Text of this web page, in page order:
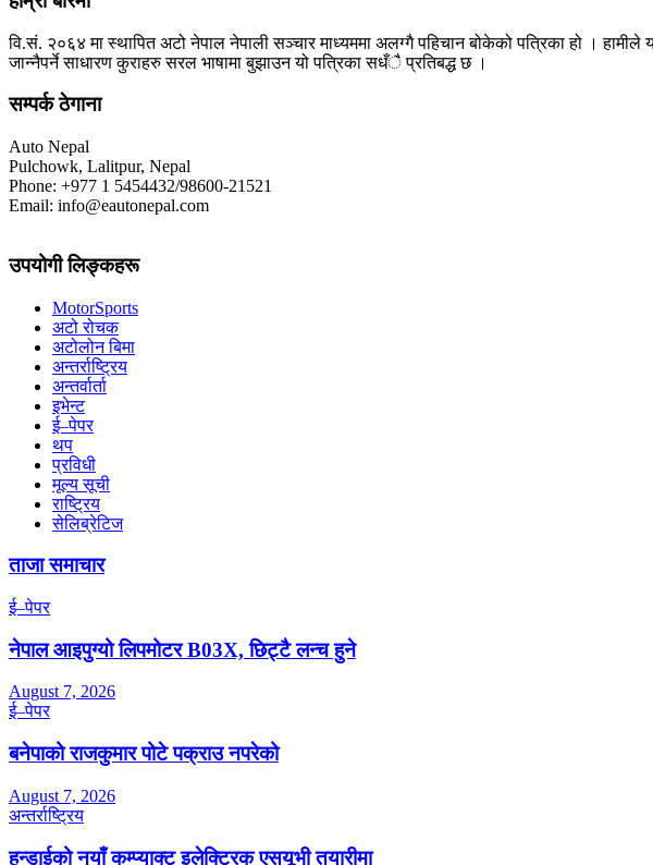
वि.सं. २०६४ मा स्थापित अटो नेपाल नेपाली सञ्चार माध्यममा अलग्गै पहिचान बोकेको पत्रिका हो ।
जान्नैपर्ने साधारण कुराहरु सरल भाषामा बुझाउन यो पत्रिका सधँै प्रतिबद्ध छ ।
सम्पर्क ठेगाना
Auto Nepal
Pulchowk, Lalitpur, Nepal
Phone: +977 1 5454432/98600-21521
Email: info@eautonepal.com
उपयोगी लिङ्कहरू
MotorSports
अटो रोचक
अटोलोन बिमा
अन्तर्राष्ट्रिय
अन्तर्वार्ता
इभेन्ट
ई–पेपर
थप
प्रविधी
मूल्य सूची
राष्ट्रिय
सेलिब्रेटिज
ताजा समाचार
ई–पेपर
नेपाल आइपुग्यो लिपमोटर B03X, छिट्टै लन्च हुने
August 7, 2026
ई–पेपर
बनेपाको राजकुमार पोटे पक्राउ नपरेको
August 7, 2026
अन्तर्राष्ट्रिय
हुन्डाईको नयाँ कम्प्याक्ट इलेक्ट्रिक एसयूभी तयारीमा